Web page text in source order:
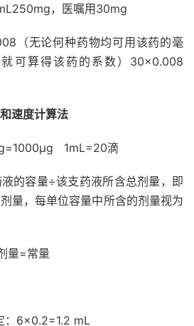
，医嘱用30mg
（无论何种药物均可用该药的毫
可算得该药的系数）30×0.008
速度计算法
1mL=20滴
的容量÷该支药液所含总剂量，即
量，每单位容量中所含的剂量视为
量=常量
：6×0.2=1.2 mL